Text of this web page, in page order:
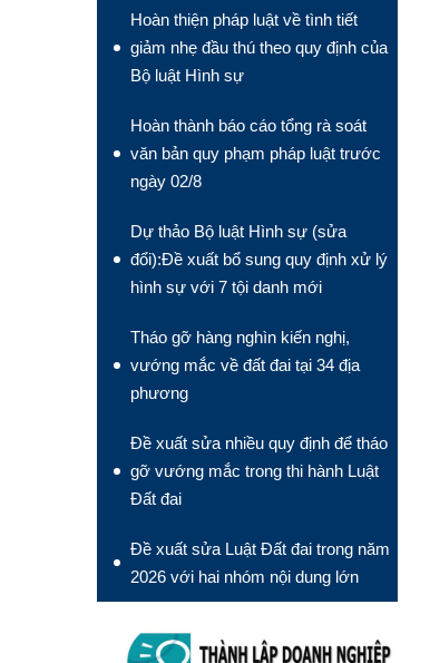
Hoàn thiện pháp luật về tình tiết
giảm nhẹ đầu thú theo quy định của
Bộ luật Hình sự
Hoàn thành báo cáo tổng rà soát
văn bản quy phạm pháp luật trước
ngày 02/8
Dự thảo Bộ luật Hình sự (sửa
đổi):Đề xuất bổ sung quy định xử lý
hình sự với 7 tội danh mới
Tháo gỡ hàng nghìn kiến nghị,
vướng mắc về đất đai tại 34 địa
phương
Đề xuất sửa nhiều quy định để tháo
gỡ vướng mắc trong thi hành Luật
Đất đai
Đề xuất sửa Luật Đất đai trong năm
2026 với hai nhóm nội dung lớn